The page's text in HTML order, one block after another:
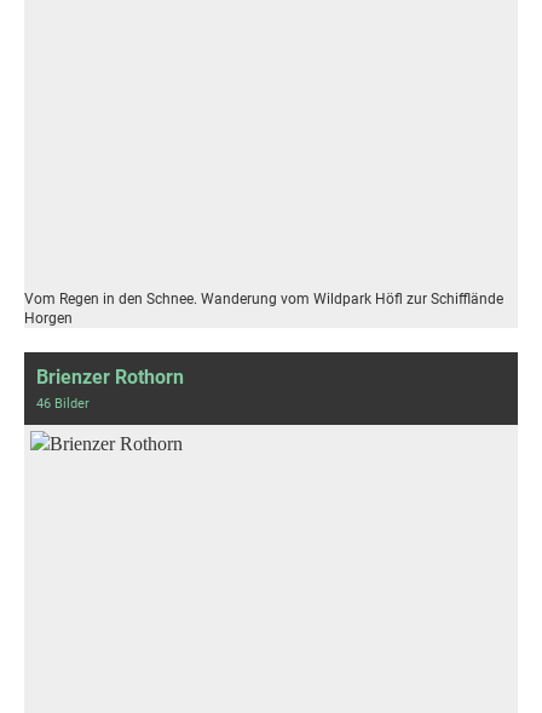
Vom Regen in den Schnee. Wanderung vom Wildpark Höfl zur Schifflände
Horgen
Brienzer Rothorn
46 Bilder